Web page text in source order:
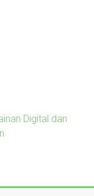
Digital dan